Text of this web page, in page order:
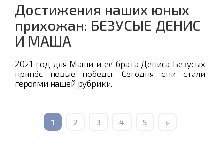
Достижения наших юных
прихожан: БЕЗУСЫЕ ДЕНИС
И МАША
2021 год для Маши и ее брата Дениса Безусых
принёс новые победы. Сегодня они стали
героями нашей рубрики.
1 2 3 4 5 »